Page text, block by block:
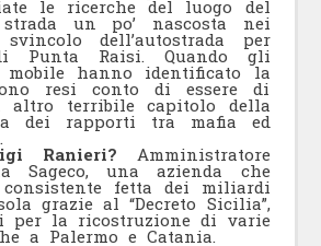
le ricerche del luogo del
un po’ nascosta nei
dell’autostrada per
Punta Raisi. Quando gli
hanno identificato la
resi conto di essere di
altro terribile capitolo della
dei rapporti tra mafia ed
Ranieri? Amministratore
Sageco, una azienda che
consistente fetta dei miliardi
grazie al “Decreto Sicilia”,
per la ricostruzione di varie
a Palermo e Catania.